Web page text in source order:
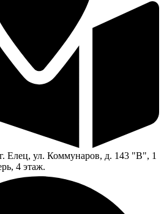
Елец, ул. Коммунаров, д. 143 "В", 1
4 этаж.